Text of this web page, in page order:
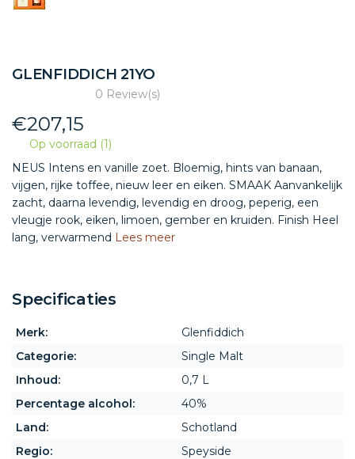
GLENFIDDICH 21YO
0 Review(s)
€207,15
Op voorraad (1)
NEUS Intens en vanille zoet. Bloemig, hints van banaan,
vijgen, rijke toffee, nieuw leer en eiken. SMAAK Aanvankelijk
zacht, daarna levendig, levendig en droog, peperig, een
vleugje rook, eiken, limoen, gember en kruiden. Finish Heel
lang, verwarmend Lees meer
Specificaties
Merk:
Glenfiddich
Categorie:
Single Malt
Inhoud:
0,7 L
Percentage alcohol:
40%
Land:
Schotland
Regio:
Speyside